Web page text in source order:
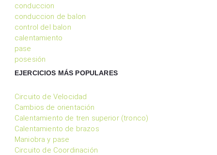
conduccion
conduccion de balon
control del balon
calentamiento
pase
posesión
EJERCICIOS MÁS POPULARES
Circuito de Velocidad
Cambios de orientación
Calentamiento de tren superior (tronco)
Calentamiento de brazos
Maniobra y pase
Circuito de Coordinación